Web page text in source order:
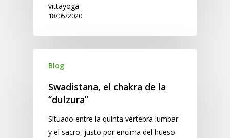
vittayoga
18/05/2020
Blog
Swadistana, el chakra de la
“dulzura”
Situado entre la quinta vértebra lumbar
y el sacro, justo por encima del hueso